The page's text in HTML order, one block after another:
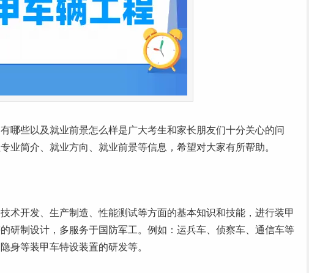
有哪些以及 就业前景怎么样是广大考生和家长朋友们十分关心的问
业简介、 就业方向、就业前景等信息，希望对大家有所帮助。
术开发、生产制造、性能测试等方面的基本知识和技能，进行装甲
研制设计，多服务于国防军工。例如：运兵车、侦察车、通信车等
身等装甲车特设装置的研发等。